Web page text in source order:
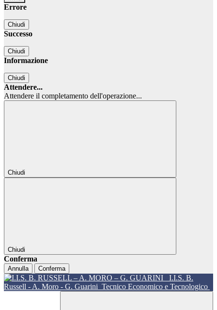
Errore
Chiudi
Successo
Chiudi
Informazione
Chiudi
Attendere...
Attendere il completamento dell'operazione...
Chiudi
Chiudi
Conferma
Annulla Conferma
I.I.S. B.
Russell - A. Moro - G. Guarini Tecnico Economico e Tecnologico